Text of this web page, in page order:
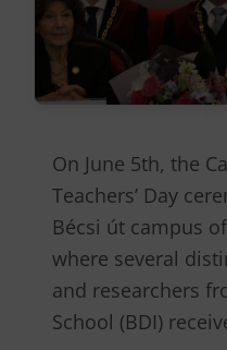
On June 5th, the
Teachers’ Day
Bécsi út campus
where several
and researchers
School (BDI)